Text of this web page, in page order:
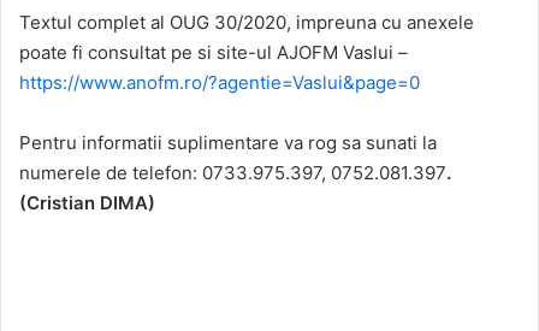
Textul complet al OUG 30/2020, impreuna cu anexele
poate fi consultat pe si site-ul AJOFM Vaslui –
https://www.anofm.ro/?agentie=Vaslui&page=0
Pentru informatii suplimentare va rog sa sunati la
numerele de telefon: 0733.975.397, 0752.081.397.
(Cristian DIMA)